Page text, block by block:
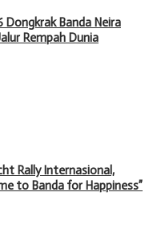
Dongkrak Banda Neira
Rempah Dunia
Rally Internasional,
to Banda for Happiness”